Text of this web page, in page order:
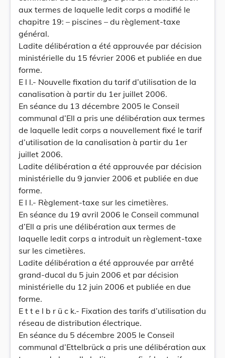
aux termes de laquelle ledit corps a modifié le
chapitre 19: – piscines – du règlement-taxe
général.
Ladite délibération a été approuvée par décision
ministérielle du 15 février 2006 et publiée en due
forme.
E l l.- Nouvelle fixation du tarif d’utilisation de la
canalisation à partir du 1er juillet 2006.
En séance du 13 décembre 2005 le Conseil
communal d’Ell a pris une délibération aux termes
de laquelle ledit corps a nouvellement fixé le tarif
d’utilisation de la canalisation à partir du 1er
juillet 2006.
Ladite délibération a été approuvée par décision
ministérielle du 9 janvier 2006 et publiée en due
forme.
E l l.- Règlement-taxe sur les cimetières.
En séance du 19 avril 2006 le Conseil communal
d’Ell a pris une délibération aux termes de
laquelle ledit corps a introduit un règlement-taxe
sur les cimetières.
Ladite délibération a été approuvée par arrêté
grand-ducal du 5 juin 2006 et par décision
ministérielle du 12 juin 2006 et publiée en due
forme.
E t t e l b r ü c k.- Fixation des tarifs d’utilisation du
réseau de distribution électrique.
En séance du 5 décembre 2005 le Conseil
communal d’Ettelbrück a pris une délibération aux